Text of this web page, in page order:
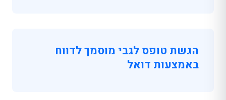
הגשת טופס לגבי מוסמך לדווח
באמצעות דואל